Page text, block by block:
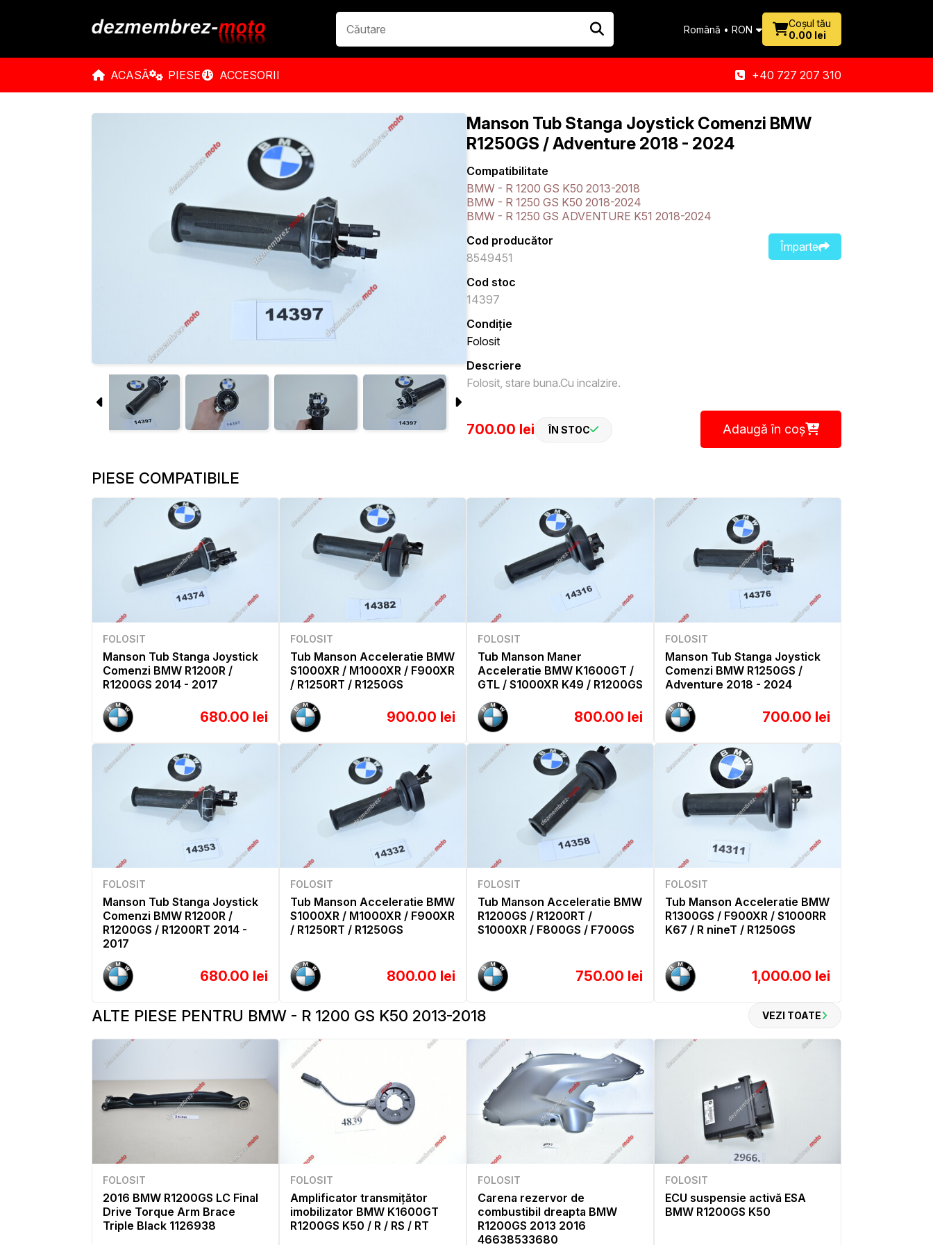
Română • RON
Coșul tău
0.00 lei
ACASĂ PIESE ACCESORII +40 727 207 310
Manson Tub Stanga Joystick Comenzi BMW
R1250GS / Adventure 2018 - 2024
Compatibilitate
BMW - R 1200 GS K50 2013-2018
BMW - R 1250 GS K50 2018-2024
BMW - R 1250 GS ADVENTURE K51 2018-2024
Împarte
Cod producător
8549451
Cod stoc
14397
Condiție
Folosit
Descriere
Folosit, stare buna.Cu incalzire.
700.00 lei ÎN STOC Adaugă în coș
PIESE COMPATIBILE
FOLOSIT
Manson Tub Stanga Joystick
Comenzi BMW R1200R /
R1200GS 2014 - 2017
680.00 lei
FOLOSIT
Tub Manson Acceleratie BMW
S1000XR / M1000XR / F900XR
/ R1250RT / R1250GS
900.00 lei
FOLOSIT
Tub Manson Maner
Acceleratie BMW K1600GT /
GTL / S1000XR K49 / R1200GS
800.00 lei
FOLOSIT
Manson Tub Stanga Joystick
Comenzi BMW R1250GS /
Adventure 2018 - 2024
700.00 lei
FOLOSIT
Manson Tub Stanga Joystick
Comenzi BMW R1200R /
R1200GS / R1200RT 2014 -
2017
680.00 lei
FOLOSIT
Tub Manson Acceleratie BMW
S1000XR / M1000XR / F900XR
/ R1250RT / R1250GS
800.00 lei
FOLOSIT
Tub Manson Acceleratie BMW
R1200GS / R1200RT /
S1000XR / F800GS / F700GS
750.00 lei
FOLOSIT
Tub Manson Acceleratie BMW
R1300GS / F900XR / S1000RR
K67 / R nineT / R1250GS
1,000.00 lei
ALTE PIESE PENTRU BMW - R 1200 GS K50 2013-2018 VEZI TOATE
FOLOSIT
2016 BMW R1200GS LC Final
Drive Torque Arm Brace
Triple Black 1126938
FOLOSIT
Amplificator transmițător
imobilizator BMW K1600GT
R1200GS K50 / R / RS / RT
FOLOSIT
Carena rezervor de
combustibil dreapta BMW
R1200GS 2013 2016
46638533680
FOLOSIT
ECU suspensie activă ESA
BMW R1200GS K50